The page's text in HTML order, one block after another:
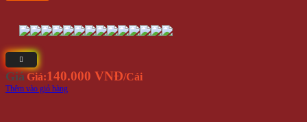
Giá Giá:140.000 VNĐ/Cái
Thêm vào giỏ hàng